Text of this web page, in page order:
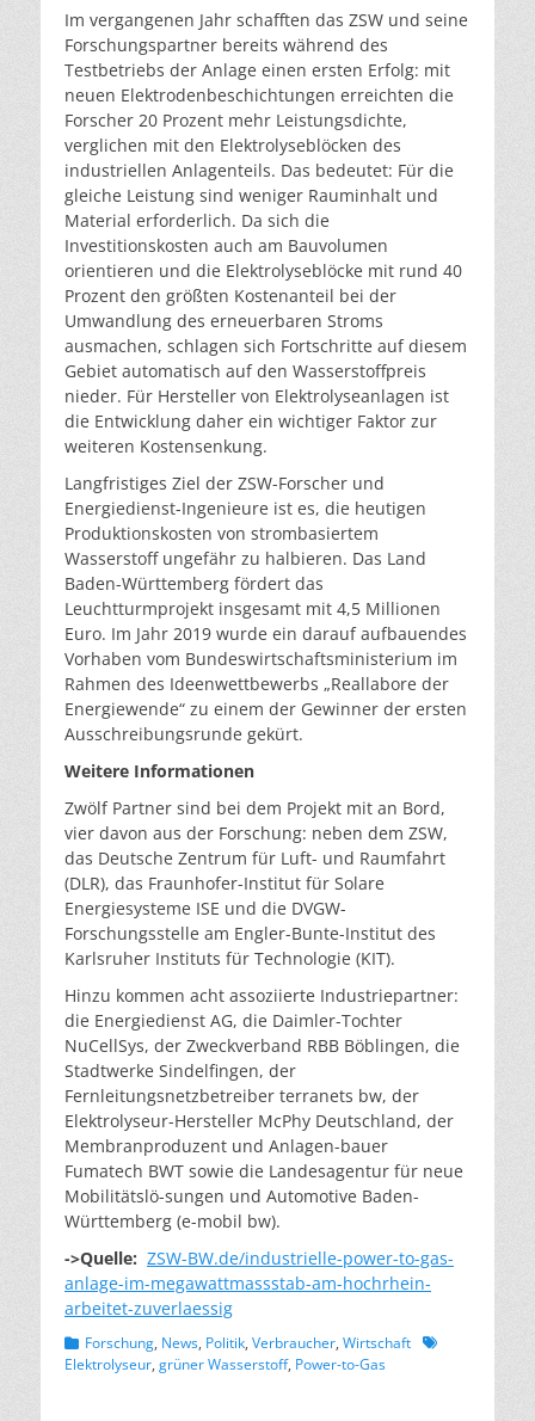
Im vergangenen Jahr schafften das ZSW und seine
Forschungspartner bereits während des
Testbetriebs der Anlage einen ersten Erfolg: mit
neuen Elektrodenbeschichtungen erreichten die
Forscher 20 Prozent mehr Leistungsdichte,
verglichen mit den Elektrolyseblöcken des
industriellen Anlagenteils. Das bedeutet: Für die
gleiche Leistung sind weniger Rauminhalt und
Material erforderlich. Da sich die
Investitionskosten auch am Bauvolumen
orientieren und die Elektrolyseblöcke mit rund 40
Prozent den größten Kostenanteil bei der
Umwandlung des erneuerbaren Stroms
ausmachen, schlagen sich Fortschritte auf diesem
Gebiet automatisch auf den Wasserstoffpreis
nieder. Für Hersteller von Elektrolyseanlagen ist
die Entwicklung daher ein wichtiger Faktor zur
weiteren Kostensenkung.
Langfristiges Ziel der ZSW-Forscher und
Energiedienst-Ingenieure ist es, die heutigen
Produktionskosten von strombasiertem
Wasserstoff ungefähr zu halbieren. Das Land
Baden-Württemberg fördert das
Leuchtturmprojekt insgesamt mit 4,5 Millionen
Euro. Im Jahr 2019 wurde ein darauf aufbauendes
Vorhaben vom Bundeswirtschaftsministerium im
Rahmen des Ideenwettbewerbs „Reallabore der
Energiewende“ zu einem der Gewinner der ersten
Ausschreibungsrunde gekürt.
Weitere Informationen
Zwölf Partner sind bei dem Projekt mit an Bord,
vier davon aus der Forschung: neben dem ZSW,
das Deutsche Zentrum für Luft- und Raumfahrt
(DLR), das Fraunhofer-Institut für Solare
Energiesysteme ISE und die DVGW-
Forschungsstelle am Engler-Bunte-Institut des
Karlsruher Instituts für Technologie (KIT).
Hinzu kommen acht assoziierte Industriepartner:
die Energiedienst AG, die Daimler-Tochter
NuCellSys, der Zweckverband RBB Böblingen, die
Stadtwerke Sindelfingen, der
Fernleitungsnetzbetreiber terranets bw, der
Elektrolyseur-Hersteller McPhy Deutschland, der
Membranproduzent und Anlagen-bauer
Fumatech BWT sowie die Landesagentur für neue
Mobilitätslö-sungen und Automotive Baden-
Württemberg (e-mobil bw).
->Quelle: ZSW-BW.de/industrielle-power-to-gas-
anlage-im-megawattmassstab-am-hochrhein-
arbeitet-zuverlaessig
Kategorien
Forschung, News, Politik, Verbraucher, Wirtschaft Schlagworte
Elektrolyseur, grüner Wasserstoff, Power-to-Gas